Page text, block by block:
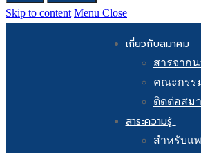
Skip to content Menu Close
เกี่ยวกับสมาคม
สารจาก
คณะกรร
ติดต่อสม
สาระความรู้
สำหรับแ